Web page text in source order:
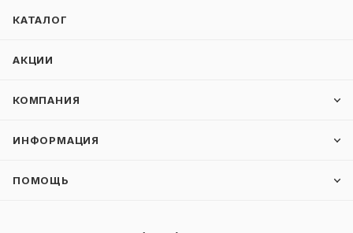
КАТАЛОГ
АКЦИИ
КОМПАНИЯ
ИНФОРМАЦИЯ
ПОМОЩЬ